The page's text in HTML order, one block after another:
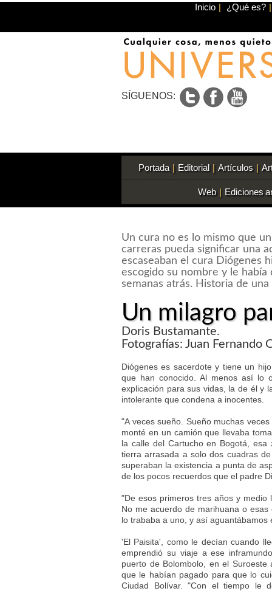
Inicio | ¿Qué es? |
SÍGUENOS:
Portada | Editorial | Artículos |
Web | Ediciones
Un cura no es lo mismo que
carreras pueda significar una
escaseaban el cura Diógenes
escogido su nombre y le
semanas atrás. Historia de
Un milagro
Doris Bustamante.
Fotografías: Juan Fernando
Diógenes es sacerdote y tiene un
que han conocido. Al menos así lo
explicación para sus vidas, la de él y
intolerante que condena a inocentes.
"A veces sueño. Sueño muchas
monté en un camión que llevaba
la calle del Cartucho en Bogotá,
tierra arrasada a solo dos cuadras
superaban la existencia a punta de
de los pocos recuerdos que el padre
"De esos primeros tres años y
No me acuerdo de marihuana o
lo trababa a uno, y así
'El Paisita', como le decían cuando
emprendió su viaje a ese
puerto de Bolombolo, en el
que le habían pagado para que lo
Ciudad Bolívar. "Con el tiempo le